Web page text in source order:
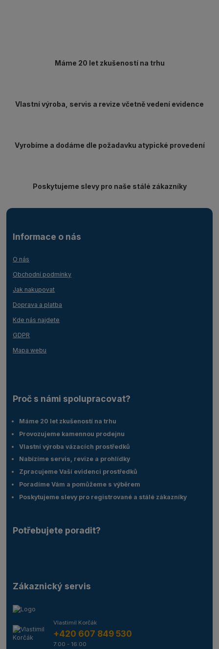
Máme 20 let zkušeností na trhu
Vlastní výroba, servis a revize včetně vedení evidence
Vyrobíme a dodáme dle požadavku atypické provedení
Poskytujeme slevy pro naše stálé zákazníky
Informace o nás
O nás
Obchodní podmínky
Jak nakupovat
Doprava a platba
Kde nás najdete
GDPR
Mapa webu
Proč s námi spolupracovat?
Máme 20 let zkušeností na trhu
Provozujeme kamennou prodejnu
Vlastní výroba vázacích prostředků
Nabízíme servis, revize a prohlídky
Zpracujeme Vaší evidenci prostředků
Poradíme Vám a pomůžeme s výběrem
Poskytujeme slevy pro registrované a stálé zákazníky
Potřebujete poradit?
Zákaznický servis
Vlastimil Korčák
+420 607 849 530
7:00 - 16:00